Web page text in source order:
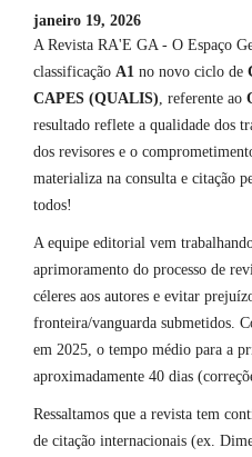
janeiro 19, 2026
A Revista RA'E GA - O Espaço
classificação A1 no novo ciclo de
CAPES (QUALIS) , referente ao
resultado reflete a qualidade dos
dos revisores e o
materializa na consulta e citação
todos!
A equipe editorial vem
aprimoramento do processo de
céleres aos autores e evitar
fronteira/vanguarda submetidos.
em 2025, o tempo médio para a
aproximadamente 40 dias
Ressaltamos que a revista tem
de citação internacionais (ex.